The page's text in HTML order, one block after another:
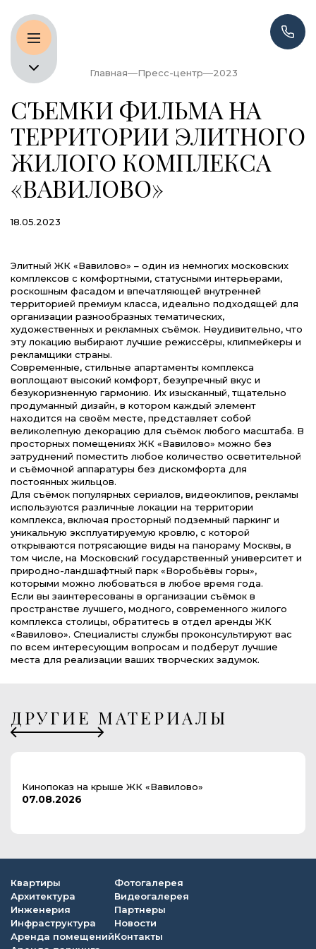
Главная Пресс-центр 2023
СЪЕМКИ ФИЛЬМА НА
ТЕРРИТОРИИ ЭЛИТНОГО
ЖИЛОГО КОМПЛЕКСА
«ВАВИЛОВО»
18.05.2023
Элитный ЖК «Вавилово» – один из немногих московских
комплексов с комфортными, статусными интерьерами,
роскошным фасадом и впечатляющей внутренней
территорией премиум класса, идеально подходящей для
организации разнообразных тематических,
художественных и рекламных съёмок. Неудивительно, что
эту локацию выбирают лучшие режиссёры, клипмейкеры и
рекламщики страны.
Современные, стильные апартаменты комплекса
воплощают высокий комфорт, безупречный вкус и
безукоризненную гармонию. Их изысканный, тщательно
продуманный дизайн, в котором каждый элемент
находится на своём месте, представляет собой
великолепную декорацию для съёмок любого масштаба. В
просторных помещениях ЖК «Вавилово» можно без
затруднений поместить любое количество осветительной
и съёмочной аппаратуры без дискомфорта для
постоянных жильцов.
Для съёмок популярных сериалов, видеоклипов, рекламы
используются различные локации на территории
комплекса, включая просторный подземный паркинг и
уникальную эксплуатируемую кровлю, с которой
открываются потрясающие виды на панораму Москвы, в
том числе, на Московский государственный университет и
природно-ландшафтный парк «Воробьёвы горы»,
которыми можно любоваться в любое время года.
Если вы заинтересованы в организации съёмок в
пространстве лучшего, модного, современного жилого
комплекса столицы, обратитесь в отдел аренды ЖК
«Вавилово». Специалисты службы проконсультируют вас
по всем интересующим вопросам и подберут лучшие
места для реализации ваших творческих задумок.
ДРУГИЕ МАТЕРИАЛЫ
Кинопоказ на крыше ЖК «Вавилово»
07.08.2026
Квартиры
Архитектура
Инженерия
Инфраструктура
Аренда помещений
Фотогалерея
Видеогалерея
Партнеры
Новости
Контакты